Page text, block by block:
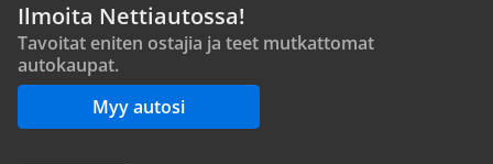
Ilmoita Nettiautossa!
Tavoitat eniten ostajia ja teet mutkattomat
autokaupat.
Myy autosi